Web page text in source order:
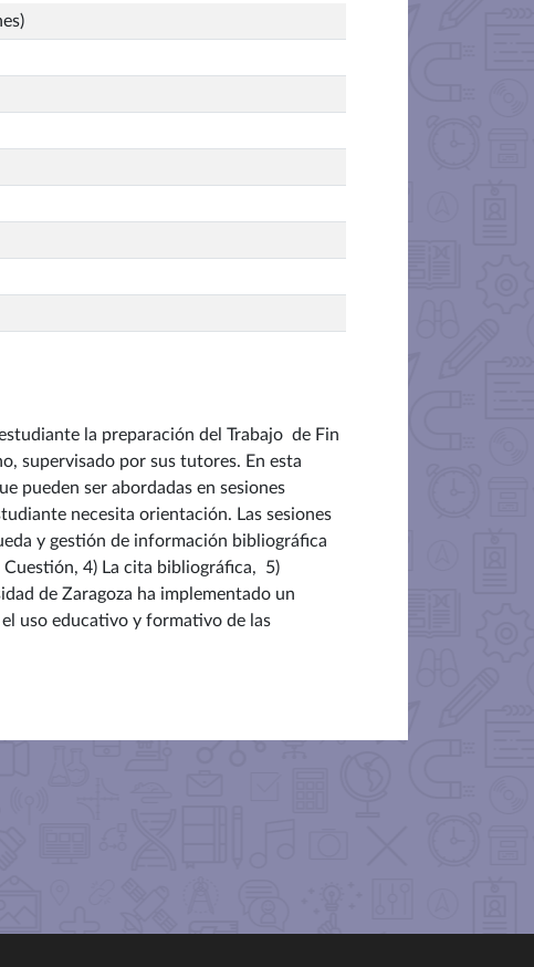
la preparación del Trabajo de Fin
supervisado por sus tutores. En esta
pueden ser abordadas en sesiones
necesita orientación. Las sesiones
y gestión de información bibliográfica
4) La cita bibliográfica, 5)
de Zaragoza ha implementado un
uso educativo y formativo de las